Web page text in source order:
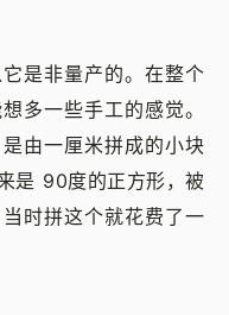
是非量产的。在整个
多一些手工的感觉。
由一厘米拼成的小块
是 90度的正方形，被
时拼这个就花费了一